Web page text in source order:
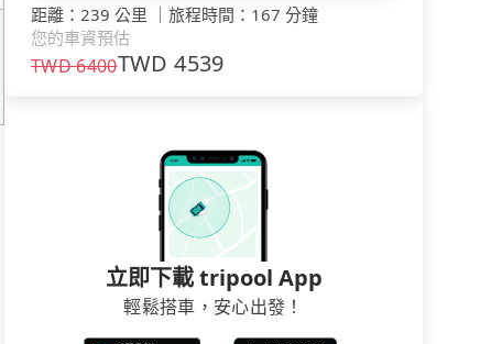
距離 ： 239 公里 ｜ 旅程時間 ： 167 分鐘
您的車資預估
TWD6400TWD4539
立即下載 tripool App
輕鬆搭車，安心出發！